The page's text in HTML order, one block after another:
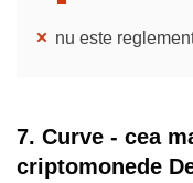
nu este
7. Curve - cea
criptomonede